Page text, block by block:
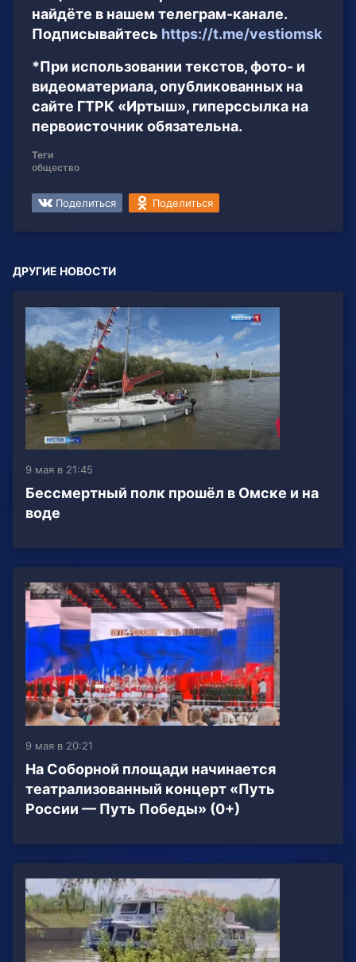
найдёте в нашем телеграм-канале.
Подписывайтесь https://t.me/vestiomsk
*При использовании текстов, фото- и
видеоматериала, опубликованных на
сайте ГТРК «Иртыш», гиперссылка на
первоисточник обязательна.
Теги
общество
Поделиться Поделиться
ДРУГИЕ НОВОСТИ
9 мая в 21:45
Бессмертный полк прошёл в Омске и на
воде
9 мая в 20:21
На Соборной площади начинается
театрализованный концерт «Путь
России — Путь Победы» (0+)